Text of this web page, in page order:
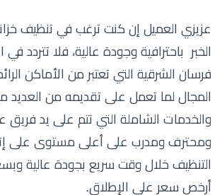
عزيزي العميل إن كنت ترغب في تنظيف
الخبر باحترافية وجودة عالية، فلا تتردد
فرسان الشرقية التي تعتبر من الأماكن
المجال لما تعمل على تقديمه من العديد
والخدمات الشاملة التي تتم على يد فريق
ومحترف ومدرب على أعلى مستوى على
التنظيف خلال وقت سريع بجودة عالية
أرخص سعر على الإطلاق.